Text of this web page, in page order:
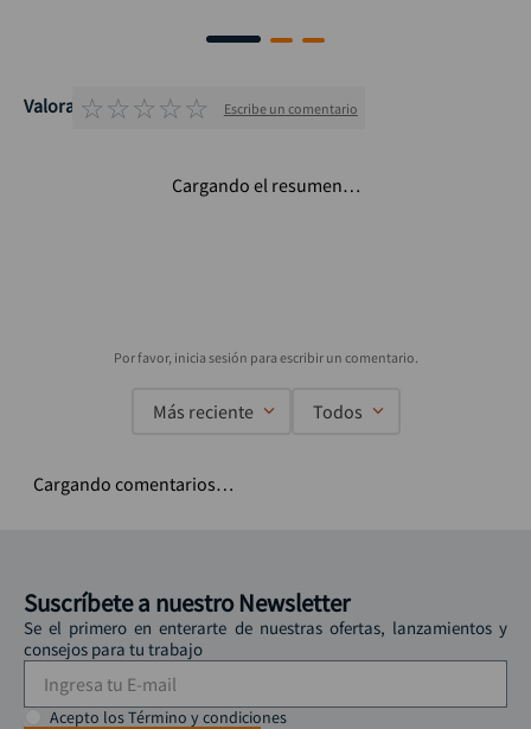
Valoraciones
☆☆☆☆☆ Escribe un comentario
Cargando el resumen…
Más reciente Todos
Cargando comentarios…
Suscríbete a nuestro Newsletter
Se el primero en enterarte de nuestras ofertas, lanzamientos y
consejos para tu trabajo
Acepto los Término y condiciones